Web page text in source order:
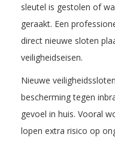
sleutel is gestolen of
geraakt. Een
direct nieuwe sloten
veiligheidseisen.
Nieuwe
bescherming tegen
gevoel in huis. Vooral
lopen extra risico op